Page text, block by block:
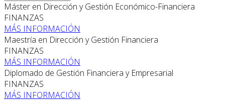
Máster en Dirección y Gestión Económico-Financiera
FINANZAS
MÁS INFORMACIÓN
Maestría en Dirección y Gestión Financiera
FINANZAS
MÁS INFORMACIÓN
Diplomado de Gestión Financiera y Empresarial
FINANZAS
MÁS INFORMACIÓN